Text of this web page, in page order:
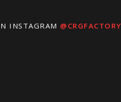
INSTAGRAM @CRGFACTORY